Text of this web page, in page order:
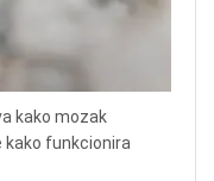
kako mozak
funkcionira